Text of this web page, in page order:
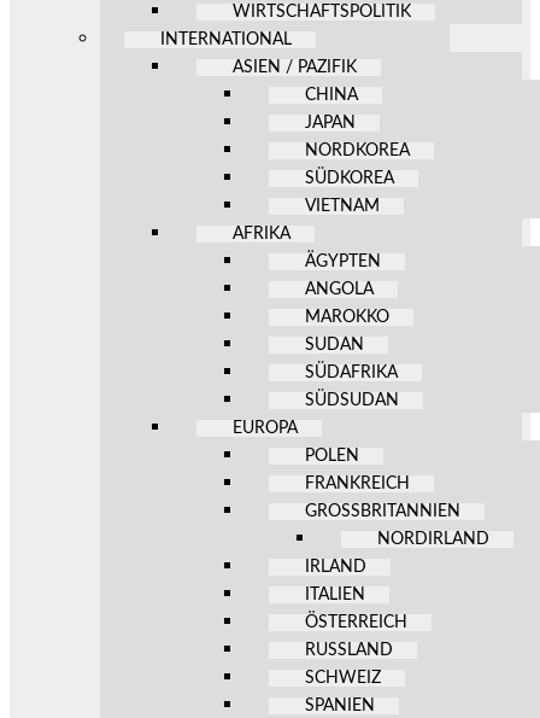
WIRTSCHAFTSPOLITIK
INTERNATIONAL
ASIEN / PAZIFIK
CHINA
JAPAN
NORDKOREA
SÜDKOREA
VIETNAM
AFRIKA
ÄGYPTEN
ANGOLA
MAROKKO
SUDAN
SÜDAFRIKA
SÜDSUDAN
EUROPA
POLEN
FRANKREICH
GROSSBRITANNIEN
NORDIRLAND
IRLAND
ITALIEN
ÖSTERREICH
RUSSLAND
SCHWEIZ
SPANIEN